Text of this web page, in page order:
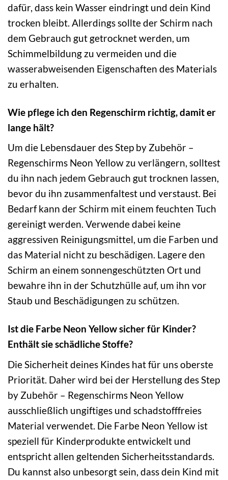
dafür, dass kein Wasser eindringt und dein Kind
trocken bleibt. Allerdings sollte der Schirm nach
dem Gebrauch gut getrocknet werden, um
Schimmelbildung zu vermeiden und die
wasserabweisenden Eigenschaften des Materials
zu erhalten.
Wie pflege ich den Regenschirm richtig, damit er
lange hält?
Um die Lebensdauer des Step by Zubehör –
Regenschirms Neon Yellow zu verlängern, solltest
du ihn nach jedem Gebrauch gut trocknen lassen,
bevor du ihn zusammenfaltest und verstaust. Bei
Bedarf kann der Schirm mit einem feuchten Tuch
gereinigt werden. Verwende dabei keine
aggressiven Reinigungsmittel, um die Farben und
das Material nicht zu beschädigen. Lagere den
Schirm an einem sonnengeschützten Ort und
bewahre ihn in der Schutzhülle auf, um ihn vor
Staub und Beschädigungen zu schützen.
Ist die Farbe Neon Yellow sicher für Kinder?
Enthält sie schädliche Stoffe?
Die Sicherheit deines Kindes hat für uns oberste
Priorität. Daher wird bei der Herstellung des Step
by Zubehör – Regenschirms Neon Yellow
ausschließlich ungiftiges und schadstofffreies
Material verwendet. Die Farbe Neon Yellow ist
speziell für Kinderprodukte entwickelt und
entspricht allen geltenden Sicherheitsstandards.
Du kannst also unbesorgt sein, dass dein Kind mit